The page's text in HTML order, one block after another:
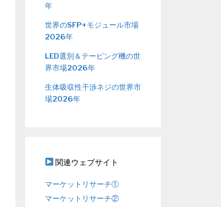
年
世界のSFP+モジュール市場
2026年
LED選別＆テーピング機の世
界市場2026年
生体吸収性干渉ネジの世界市
場2026年
関連ウェブサイト
マーケットリサーチ①
マーケットリサーチ②